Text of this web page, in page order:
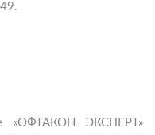
«ОФТАКОН ЭКСПЕРТ»